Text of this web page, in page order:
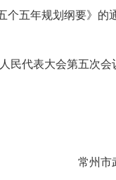
个五年规划纲要》的
代表大会第五次会
常州市